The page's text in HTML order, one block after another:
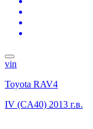
vin
Toyota RAV4
IV (CA40) 2013 г.в.